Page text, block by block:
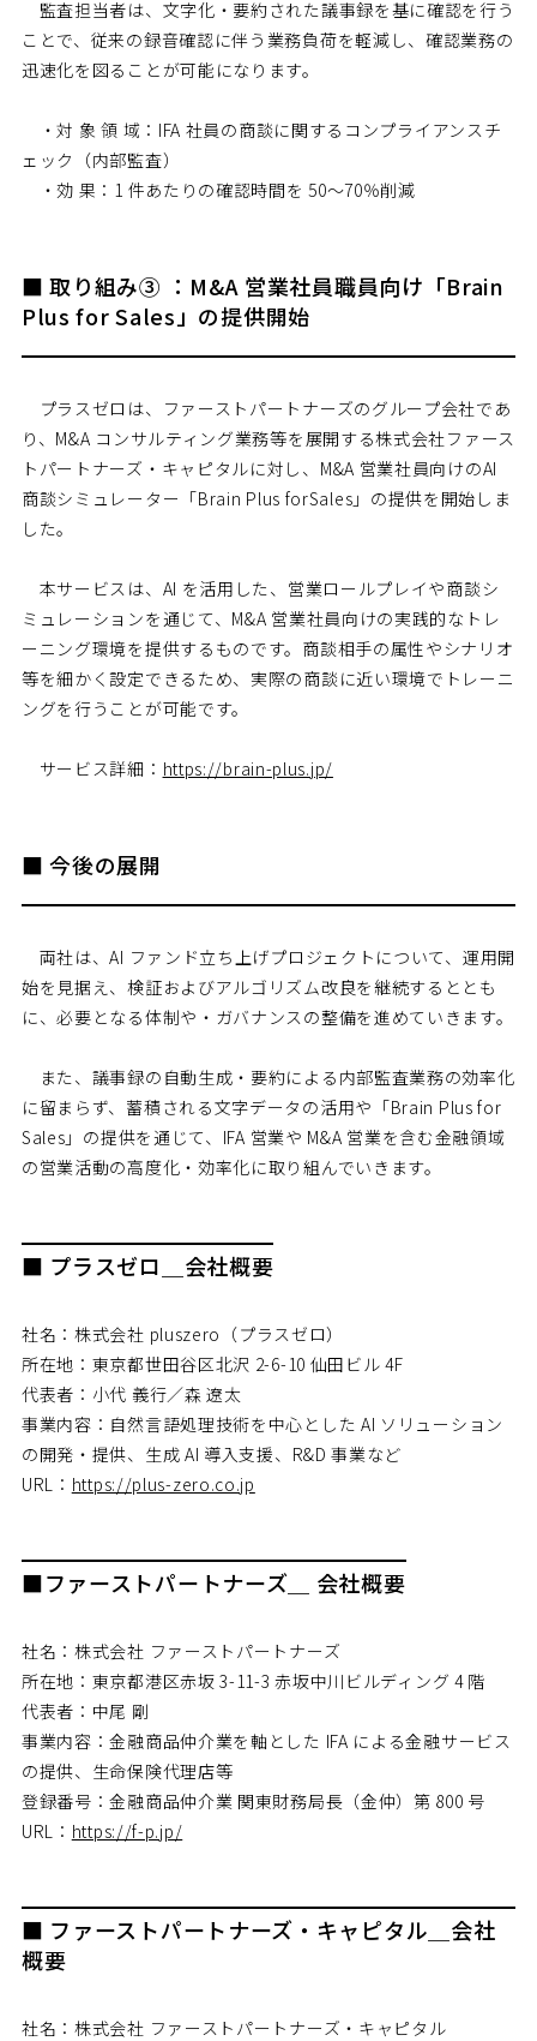
監査担当者は、文字化・要約された議事録を基に確認を行う
ことで、従来の録音確認に伴う業務負荷を軽減し、確認業務の
迅速化を図ることが可能になります。
・対 象 領 域：IFA 社員の商談に関するコンプライアンスチ
ェック（内部監査）
・効 果：1 件あたりの確認時間を 50～70％削減
■ 取り組み③ ：M&A 営業社員職員向け「Brain
Plus for Sales」の提供開始
プラスゼロは、ファーストパートナーズのグループ会社であ
り、M&A コンサルティング業務等を展開する株式会社ファース
トパートナーズ・キャピタルに対し、M&A 営業社員向けのAI
商談シミュレーター「Brain Plus forSales」の提供を開始しま
した。
本サービスは、AI を活用した、営業ロールプレイや商談シ
ミュレーションを通じて、M&A 営業社員向けの実践的なトレ
ーニング環境を提供するものです。商談相手の属性やシナリオ
等を細かく設定できるため、実際の商談に近い環境でトレーニ
ングを行うことが可能です。
サービス詳細： https://brain-plus.jp/
■ 今後の展開
両社は、AI ファンド立ち上げプロジェクトについて、運用開
始を見据え、検証およびアルゴリズム改良を継続するととも
に、必要となる体制や・ガバナンスの整備を進めていきます。
また、議事録の自動生成・要約による内部監査業務の効率化
に留まらず、蓄積される文字データの活用や「Brain Plus for
Sales」の提供を通じて、IFA 営業や M&A 営業を含む金融領域
の営業活動の高度化・効率化に取り組んでいきます。
■ プラスゼロ＿会社概要
社名：株式会社 pluszero（プラスゼロ）
所在地：東京都世田谷区北沢 2-6-10 仙田ビル 4F
代表者：小代 義行／森 遼太
事業内容：自然言語処理技術を中心とした AI ソリューション
の開発・提供、生成 AI 導入支援、R&D 事業など
URL： https://plus-zero.co.jp
■ファーストパートナーズ＿ 会社概要
社名：株式会社 ファーストパートナーズ
所在地：東京都港区赤坂 3-11-3 赤坂中川ビルディング 4 階
代表者：中尾 剛
事業内容：金融商品仲介業を軸とした IFA による金融サービス
の提供、生命保険代理店等
登録番号：金融商品仲介業 関東財務局長（金仲）第 800 号
URL： https://f-p.jp/
■ ファーストパートナーズ・キャピタル＿会社
概要
社名：株式会社 ファーストパートナーズ・キャピタル